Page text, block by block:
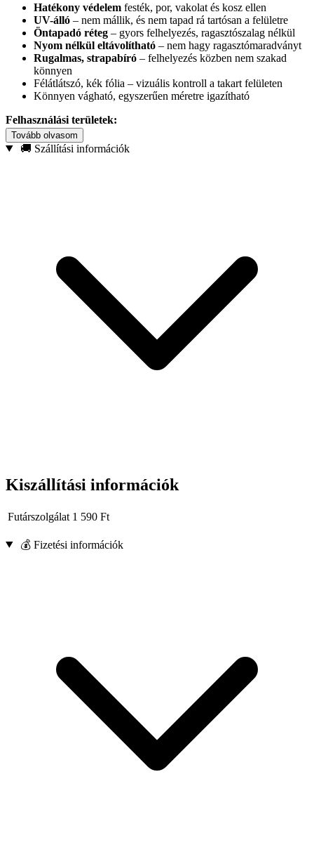
Hatékony védelem festék, por, vakolat és kosz ellen
UV-álló – nem mállik, és nem tapad rá tartósan a felületre
Öntapadó réteg – gyors felhelyezés, ragasztószalag nélkül
Nyom nélkül eltávolítható – nem hagy ragasztómaradványt
Rugalmas, strapabíró – felhelyezés közben nem szakad
könnyen
Félátlátszó, kék fólia – vizuális kontroll a takart felületen
Könnyen vágható, egyszerűen méretre igazítható
Felhasználási területek:
ablakok és üvegtáblák
üvegfelületek, tükrök
Szín: kék (félátlátszó)
Szélesség: 50 cm
Hossz: 50 m
Lefedhető terület: 25 m²
UV-állóság: igen
Ajánlott felület: üveg és más sima felületek
Használat: beltéren és kültéren (rövid távon)
A fólia praktikus tekercsben érkezik, így a felhelyezés gyors és
pontos, megfelelő technikával pedig minimalizálható a
Tovább olvasom
🚚 Szállítási információk
Kiszállítási információk
Futárszolgálat 1 590 Ft
💰 Fizetési információk